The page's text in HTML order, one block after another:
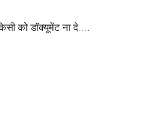
को डॉक्यूमेंट ना दे….